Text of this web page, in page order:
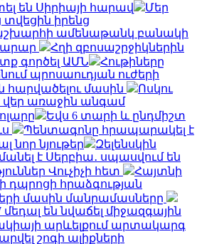
են Սիրիայի հարավ
Մեր
տվեցին իրենց
աշխարհի ամենաթանկ բանակի
Հղի զբոսաշրջիկներին
գործել ԱՄՆ
Հութիները
պրոսաուդյան ուժերի
մասին
Ոսկու
վեր առաջին անգամ
Եվս 6 տարի և ընդմիշտ
Պենտագոնը հրապարակել է
նոր նյութեր
Զելենսկին
է Սերբիա․ սպասվում են
Վուչիչի հետ
Հայտնի
դպրոցի հրաձգության
մասին մանրամասները
մեդալ են նվաճել միջազգային
արևելքում արտակարգ
շոգի ալիքների